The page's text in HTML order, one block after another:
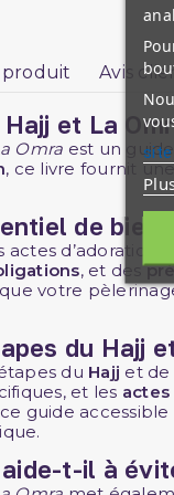
produit Avis
et La
Omra est un
, ce livre fournit
de bien
actes
, et des
votre
du Hajj
du Hajj et de
et les actes
guide
t-il à
site